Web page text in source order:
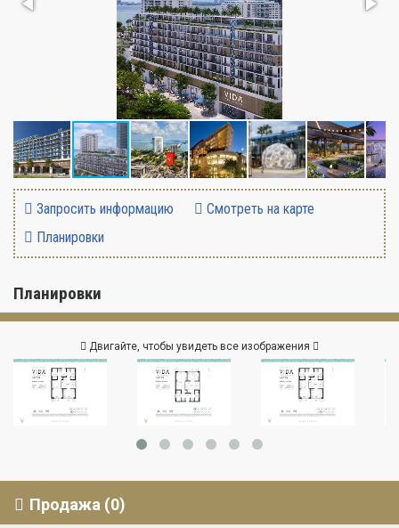
Запросить информацию
Смотреть на карте
Планировки
Планировки
Двигайте, чтобы увидеть все изображения
Продажа (0)